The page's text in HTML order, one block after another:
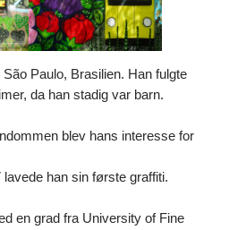
Paulo, Brasilien. Han fulgte
da han stadig var barn.
blev hans interesse for
han sin første graffiti.
en grad fra University of Fine